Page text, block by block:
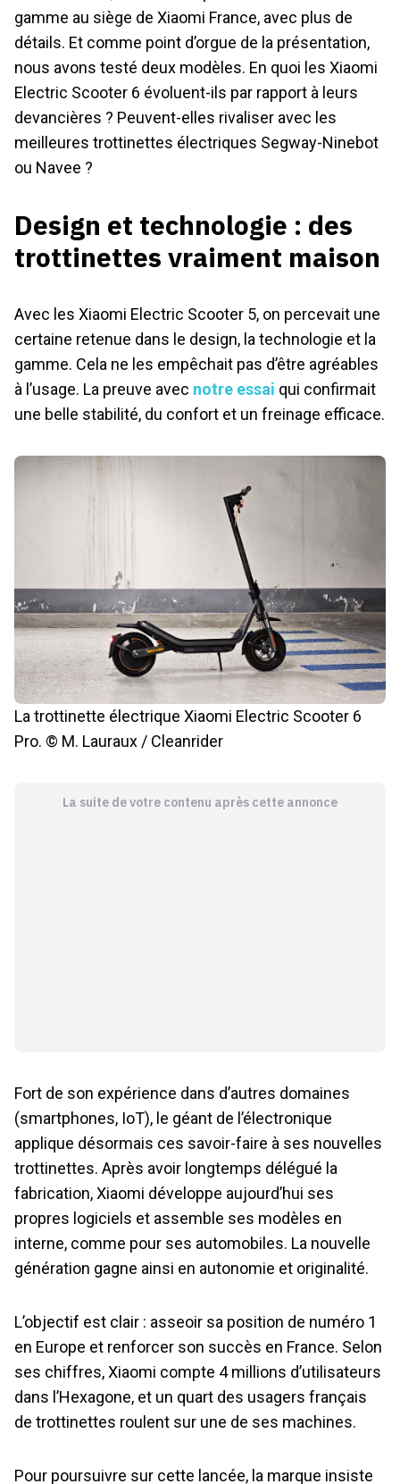
gamme au siège de Xiaomi France, avec plus de
détails. Et comme point d’orgue de la présentation,
nous avons testé deux modèles. En quoi les Xiaomi
Electric Scooter 6 évoluent-ils par rapport à leurs
devancières ? Peuvent-elles rivaliser avec les
meilleures trottinettes électriques Segway-Ninebot
ou Navee ?
Design et technologie : des
trottinettes vraiment maison
Avec les Xiaomi Electric Scooter 5, on percevait une
certaine retenue dans le design, la technologie et la
gamme. Cela ne les empêchait pas d’être agréables
à l’usage. La preuve avec notre essai qui confirmait
une belle stabilité, du confort et un freinage efficace.
La trottinette électrique Xiaomi Electric Scooter 6
Pro. © M. Lauraux / Cleanrider
La suite de votre contenu après cette annonce
Fort de son expérience dans d’autres domaines
(smartphones, IoT), le géant de l’électronique
applique désormais ces savoir-faire à ses nouvelles
trottinettes. Après avoir longtemps délégué la
fabrication, Xiaomi développe aujourd’hui ses
propres logiciels et assemble ses modèles en
interne, comme pour ses automobiles. La nouvelle
génération gagne ainsi en autonomie et originalité.
L’objectif est clair : asseoir sa position de numéro 1
en Europe et renforcer son succès en France. Selon
ses chiffres, Xiaomi compte 4 millions d’utilisateurs
dans l’Hexagone, et un quart des usagers français
de trottinettes roulent sur une de ses machines.
Pour poursuivre sur cette lancée, la marque insiste